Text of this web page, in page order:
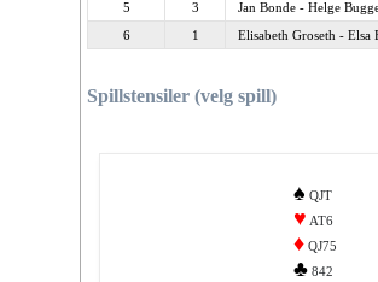
5
3
Jan Bonde - Helge
6
1 Elisabeth Groseth - Elsa
Spillstensiler (velg spill)
♠ QJT
♥ AT6
♦ QJ75
♣ 842